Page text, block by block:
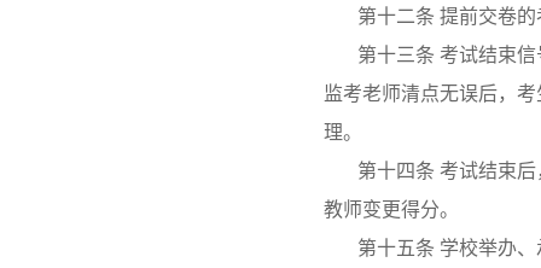
第十二条 提前交卷
第十三条 考试结束
监考老师清点无误后，
理。
第十四条 考试结束
教师变更得分。
第十五条 学校举办